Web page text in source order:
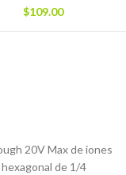
$109.00
20V Max de iones
de 1/4